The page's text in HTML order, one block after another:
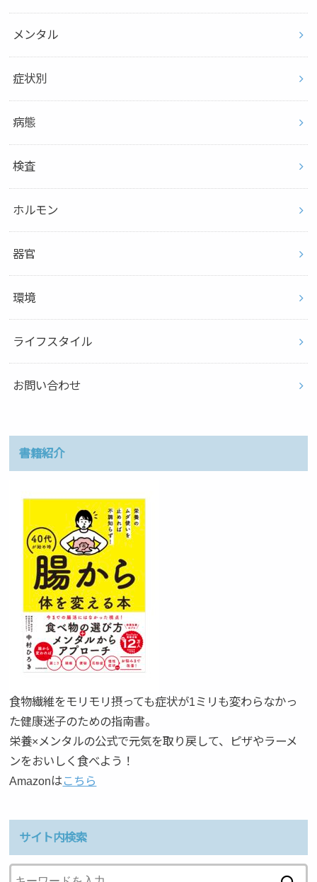
メンタル
症状別
病態
検査
ホルモン
器官
環境
ライフスタイル
お問い合わせ
書籍紹介
食物繊維をモリモリ摂っても症状が1ミリも変わらなかっ
た健康迷子のための指南書。
栄養×メンタルの公式で元気を取り戻して、ピザやラーメ
ンをおいしく食べよう！
Amazonはこちら
サイト内検索